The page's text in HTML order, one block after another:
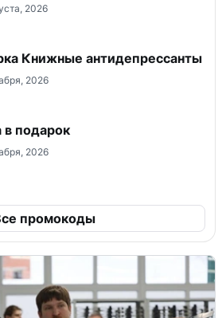
2026
Книжные антидепрессанты
2026
в подарок
2026
промокоды